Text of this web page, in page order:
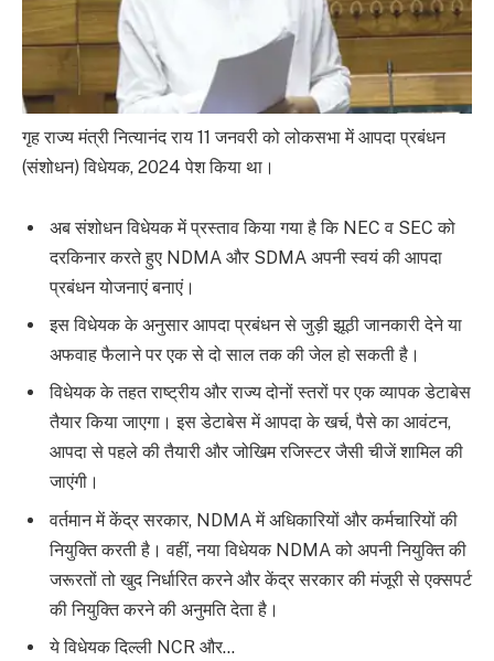
गृह राज्य मंत्री नित्यानंद राय 11 जनवरी को लोकसभा में आपदा प्रबंधन
(संशोधन) विधेयक, 2024 पेश किया था।
अब संशोधन विधेयक में प्रस्ताव किया गया है कि NEC व SEC को
दरकिनार करते हुए NDMA और SDMA अपनी स्वयं की आपदा
प्रबंधन योजनाएं बनाएं।
इस विधेयक के अनुसार आपदा प्रबंधन से जुड़ी झूठी जानकारी देने या
अफवाह फैलाने पर एक से दो साल तक की जेल हो सकती है।
विधेयक के तहत राष्ट्रीय और राज्य दोनों स्तरों पर एक व्यापक डेटाबेस
तैयार किया जाएगा। इस डेटाबेस में आपदा के खर्च, पैसे का आवंटन,
आपदा से पहले की तैयारी और जोखिम रजिस्टर जैसी चीजें शामिल की
जाएंगी।
वर्तमान में केंद्र सरकार, NDMA में अधिकारियों और कर्मचारियों की
नियुक्ति करती है। वहीं, नया विधेयक NDMA को अपनी नियुक्ति की
जरूरतों तो खुद निर्धारित करने और केंद्र सरकार की मंजूरी से एक्सपर्ट
की नियुक्ति करने की अनुमति देता है।
ये विधेयक दिल्ली NCR और…